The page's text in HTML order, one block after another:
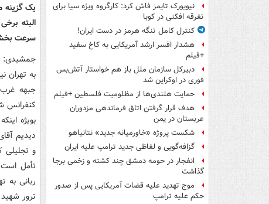
نیویورک تایمز فاش کرد: کارگروه ویژه سیا برای
تفرقه افکنی در کوبا
کنترل کامل تنگه هرمز در دست ایران!
هشدار افسر ارشد آمریکایی به کاخ سفید
+فیلم
دبیرکل سازمان ملل باز هم خواستار آتش‌بس
فوری در اوکراین شد
حمایت هلندی‌ها از مظلومیت فلسطین +فیلم
هدف قرار گرفتن اتاق‌ فرماندهی مزدوران
عربستان در یمن
شکست پروژه «خاورمیانه جدید» نتانیاهو
گزافه‌گویی و لفاظی جدید ترامپ علیه ایران
انفجار در حومه دمشق چند کشته و زخمی برجا
گذاشت
موج تهدید علیه قضات آمریکایی پس از صدور
حکم علیه ترامپ
یک گزینه
البته
سرعت
جمشیدی:
به تهران
جبهه
کنفرانس
بویژه
دیدیم
و تجلیلی
تأمل است
ربانی به
ترور